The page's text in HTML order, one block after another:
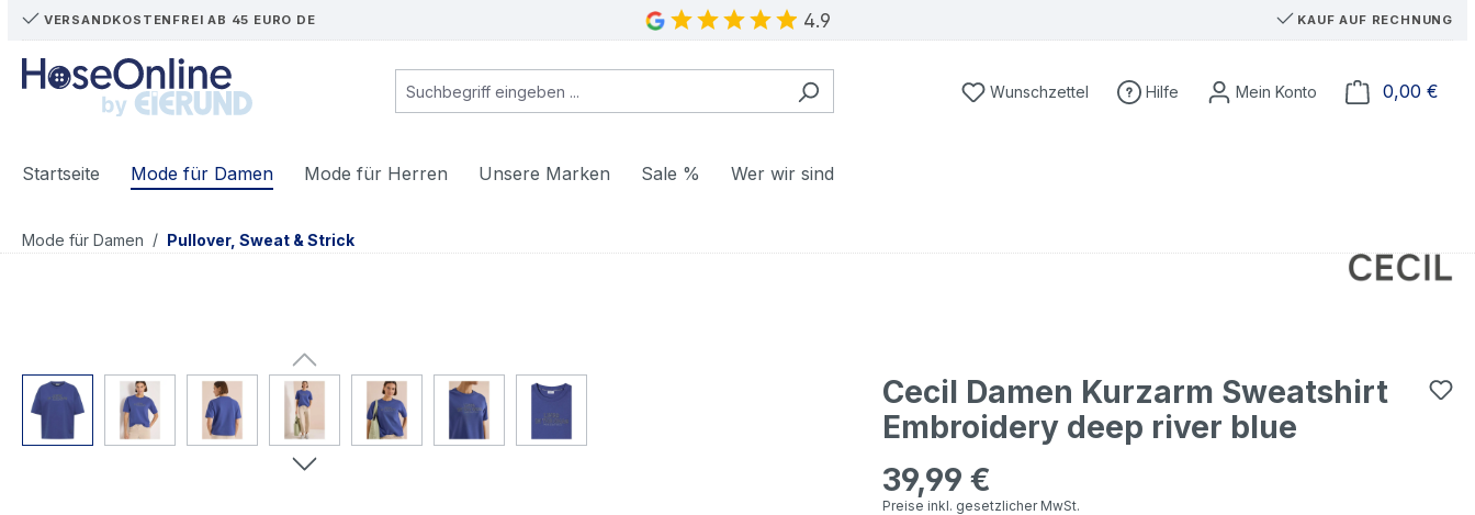
Hauptinhalt springen
Zur Suche springen
Zur Hauptnavigation springen
VERSANDKOSTENFREI AB 45 EURO DE 4.9 KAUF AUF RECHNUNG
Du hast 0 Produkte auf dem Merkzettel
Wunschzettel Hilfe 0,00 €
Startseite Mode für Damen Mode für Herren Unsere Marken Sale % Wer wir sind
Mode für Damen / Pullover, Sweat & Strick
Bildergalerie überspringen
Cecil Damen Kurzarm Sweatshirt
Embroidery deep river blue
Regulärer Preis:
39,99 €
Preise inkl. gesetzlicher MwSt.